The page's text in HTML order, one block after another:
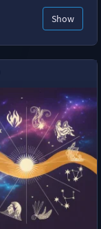
Show